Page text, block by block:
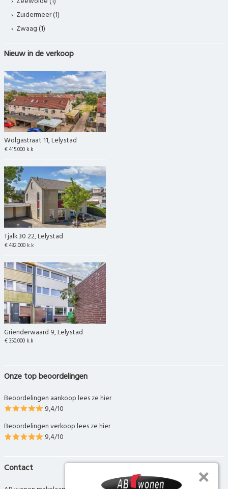
Zuidermeer (1)
Zwaag (1)
Nieuw in de verkoop
Wolgastraat 11, Lelystad
€ 415.000 k.k
Tjalk 30 22, Lelystad
€ 432.000 k.k
Grienderwaard 9, Lelystad
€ 350.000 k.k
Onze top beoordelingen
Beoordelingen aankoop lees ze hier
9,4/10
Beoordelingen verkoop lees ze hier
9,4/10
Contact